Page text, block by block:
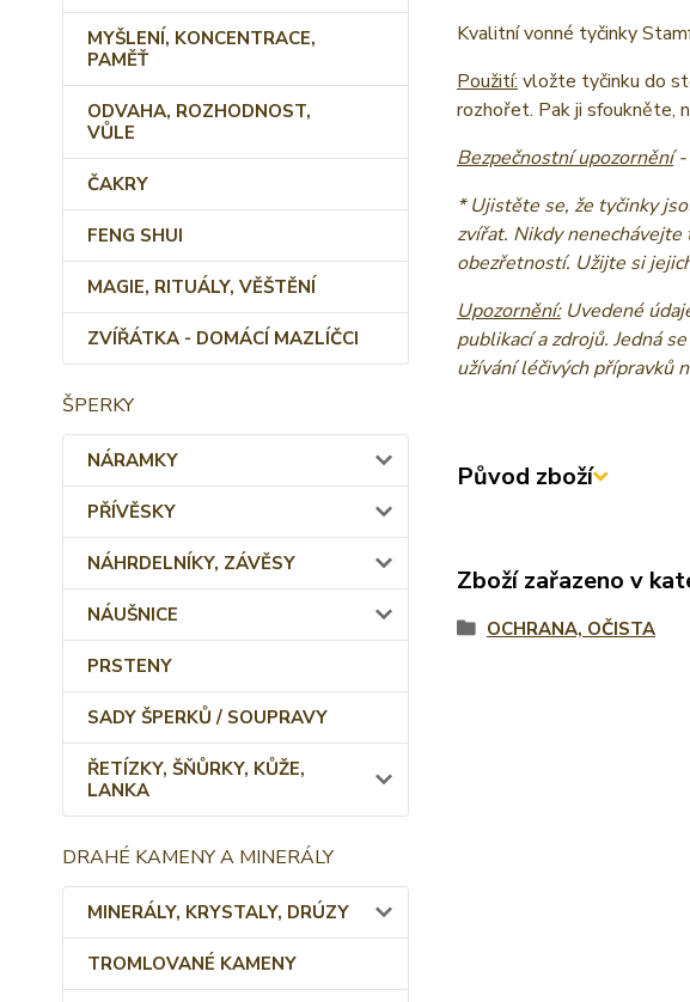
MYŠLENÍ, KONCENTRACE,
PAMĚŤ
ODVAHA, ROZHODNOST,
VŮLE
ČAKRY
FENG SHUI
MAGIE, RITUÁLY, VĚŠTĚNÍ
ZVÍŘÁTKA - DOMÁCÍ MAZLÍČCI
ŠPERKY
NÁRAMKY
PŘÍVĚSKY
NÁHRDELNÍKY, ZÁVĚSY
NÁUŠNICE
PRSTENY
SADY ŠPERKŮ / SOUPRAVY
ŘETÍZKY, ŠŇŮRKY, KŮŽE,
LANKA
DRAHÉ KAMENY A MINERÁLY
MINERÁLY, KRYSTALY, DRÚZY
TROMLOVANÉ KAMENY
Kvalitní vonné tyčinky
Použití: vložte tyčinku do
rozhořet. Pak ji sfoukněte,
Bezpečnostní upozornění-
* Ujistěte se, že tyčinky
zvířat. Nikdy
obezřetností. Užijte si
Upozornění:Uvedené
publikací a zdrojů. Jedná
užívání léčivých přípravků
Původ zboží
Zboží zařazeno v
OCHRANA, OČISTA